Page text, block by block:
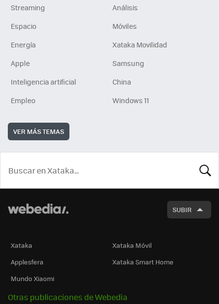
Streaming
Análisis
Espacio
Móviles
Energía
Xataka Movilidad
Apple
Samsung
Inteligencia artificial
China
Empleo
Windows 11
VER MÁS TEMAS
SUBIR
Xataka
Xataka Móvil
Applesfera
Xataka Smart Home
Mundo Xiaomi
Otras publicaciones de Webedia